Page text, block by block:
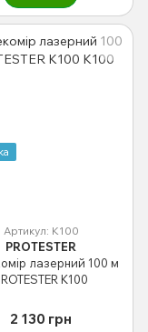
Артикул: K100
PROTESTER
лазерний 100 м
K100
2 130 грн